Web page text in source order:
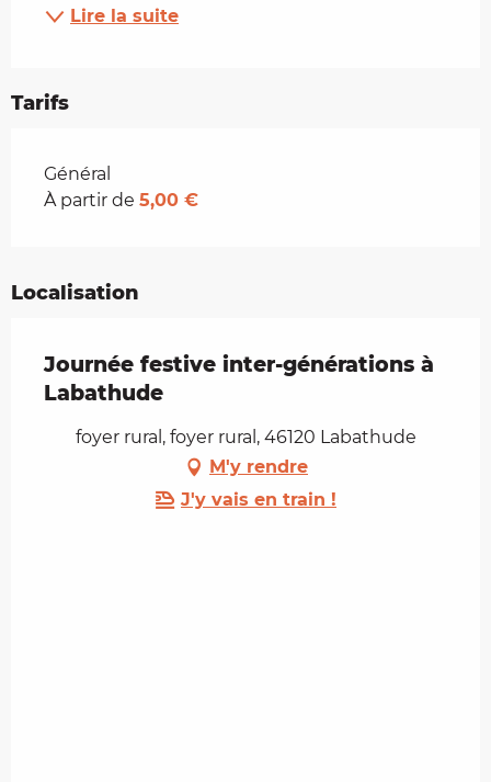
Lire la suite
Tarifs
Tarifs 2026
Général
À partir de 5,00 €
Localisation
Journée festive inter-générations à
Labathude
foyer rural, foyer rural, 46120 Labathude
M'y rendre
J'y vais en train !